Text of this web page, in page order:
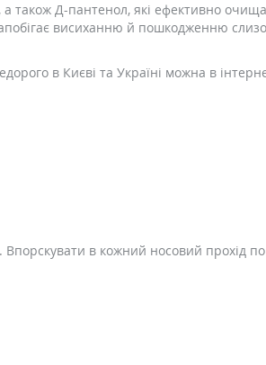
а також Д-пантенол, які ефективно
висиханню й пошкодженню
в Києві та Україні можна в
в кожний носовий прохід